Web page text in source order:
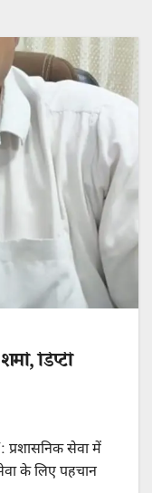
डिप्टी
प्रशासनिक सेवा में
के लिए पहचान